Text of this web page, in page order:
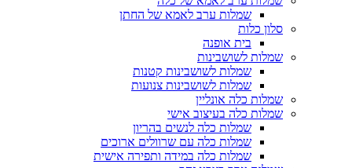
שמלות ערב לאמא של החתן
סלון כלות
בית אופנה
שמלות לשושבינות
שמלות לשושבינות קטנות
שמלות לשושבינות צנועות
שמלות כלה אונליין
שמלות כלה בעיצוב אישי
שמלות כלה לנשים בהריון
שמלות כלה עם שרוולים ארוכים
שמלות כלה במידה ותפירה אישית